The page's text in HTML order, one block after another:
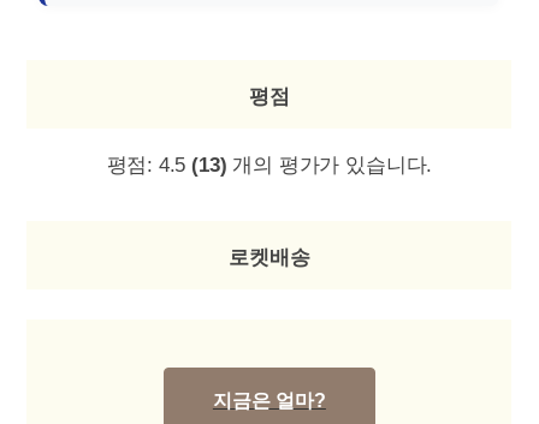
평점
평점: 4.5 (13) 개의 평가가 있습니다.
로켓배송
지금은 얼마?